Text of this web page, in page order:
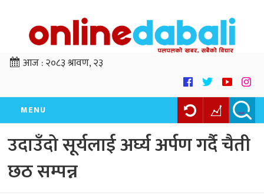
आज :२०८३ श्रावण, २३
MENU
उदाउँदो सूर्यलाई अर्घ्य अर्पण गर्दै चैती
छठ सम्पन्न